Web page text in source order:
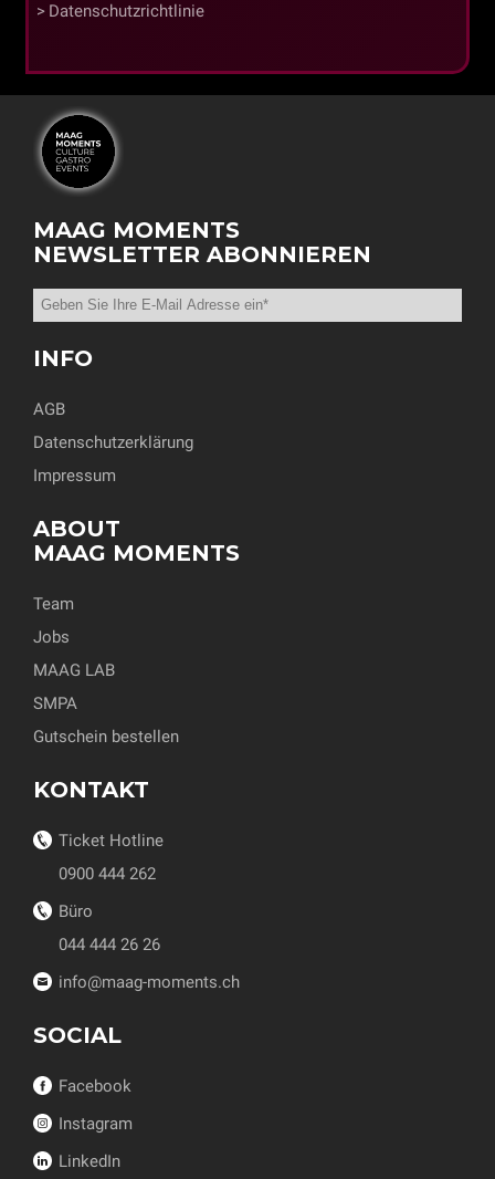
Datenschutzrichtlinie
MAAG MOMENTS
NEWSLETTER ABONNIEREN
INFO
AGB
Datenschutzerklärung
Impressum
ABOUT
MAAG MOMENTS
Team
Jobs
MAAG LAB
SMPA
Gutschein bestellen
KONTAKT
Ticket Hotline
0900 444 262
Büro
044 444 26 26
info@maag-moments.ch
SOCIAL
Facebook
Instagram
LinkedIn